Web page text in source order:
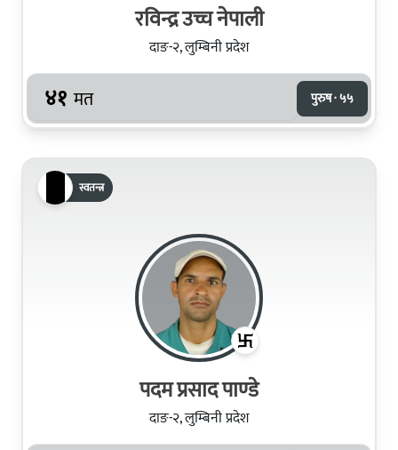
रविन्द्र उच्च नेपाली
दाङ-२, लुम्बिनी प्रदेश
४१ मत पुरुष · ५५
स्वतन्त्र
पदम प्रसाद पाण्‍डे
दाङ-२, लुम्बिनी प्रदेश